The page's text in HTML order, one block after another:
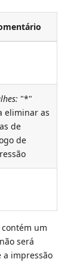
"*"
eliminar as
de
de
um
será
a impressão